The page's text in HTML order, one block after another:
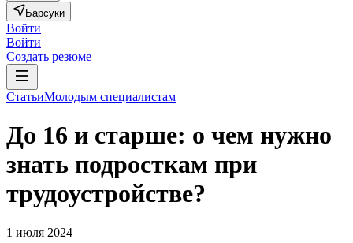
Барсуки
Войти
Войти
Создать резюме
СтатьиМолодым специалистам
До 16 и старше: о чем нужно
знать подросткам при
трудоустройстве?
1 июля 2024